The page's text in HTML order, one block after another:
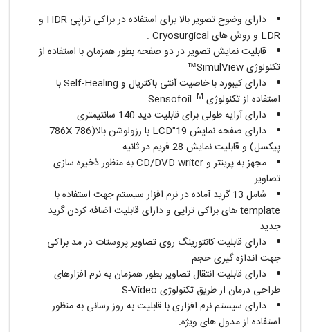
دارای وضوح تصویر بالا برای استفاده در براکی تراپی HDR و
LDR و روش های Cryosurgical .
قابلیت نمایش تصویر در دو صفحه بطور همزمان با استفاده از
تکنولوژی SimulView™
دارای کیبورد با خاصیت آنتی باکتریال و Self-Healing با
استفاده از تکنولوژی Sensofoil TM
دارای آرایه طولی برای قابلیت دید 140 سانتیمتری
دارای صفحه نمایش LCD"19 با رزولوشن بالا(786X 786
پیکسل) و قابلیت نمایش 28 فریم در ثانیه
مجهز به پرینتر و CD/DVD writer به منظور ذخیره سازی
تصاویر
شامل 13 گرید آماده در نرم افزار سیستم جهت استفاده با
template های براکی تراپی و دارای قابلیت اضافه کردن گرید
جدید
دارای قابلیت کانتورینگ روی تصاویر پروستات در مد براکی
جهت اندازه گیری حجم
دارای قابلیت انتقال تصاویر بطور همزمان به نرم افزارهای
طراحی درمان از طریق تکنولوژی S-Video
دارای سیستم نرم افزاری با قابلیت به روز رسانی به منظور
استفاده از مدول های ویژه.